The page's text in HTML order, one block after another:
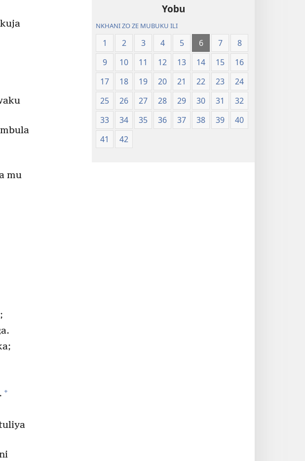
mu
+
Yobu
NKHANI ZO ZE MUBUKU ILI
1 2 3 4 5 6 7
8
9
10 11 12 13 14 15
16
17
18 19 20 21 22 23
24
25
26 27 28 29 30 31
32
33
34 35 36 37 38 39
40
41
42